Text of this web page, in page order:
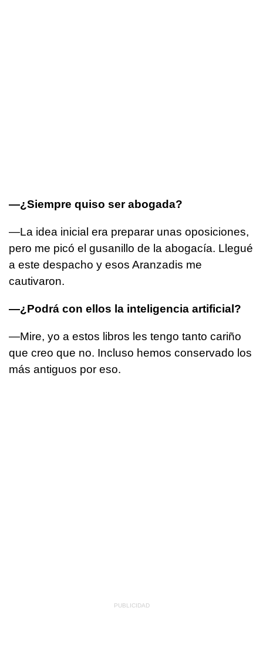
—¿Siempre quiso ser abogada?
—La idea inicial era preparar unas oposiciones,
pero me picó el gusanillo de la abogacía. Llegué
a este despacho y esos Aranzadis me
cautivaron.
—¿Podrá con ellos la inteligencia artificial?
—Mire, yo a estos libros les tengo tanto cariño
que creo que no. Incluso hemos conservado los
más antiguos por eso.